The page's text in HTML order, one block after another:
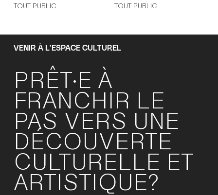
TOUT PUBLIC TOUT PUBLIC
VENIR À L’ESPACE CULTUREL
PRÊT·E À
FRANCHIR LE
PAS VERS UNE
DÉCOUVERTE
CULTURELLE ET
ARTISTIQUE?